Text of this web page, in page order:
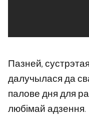
Пазней,
далучылася да
палове дня для
любімай адзення.